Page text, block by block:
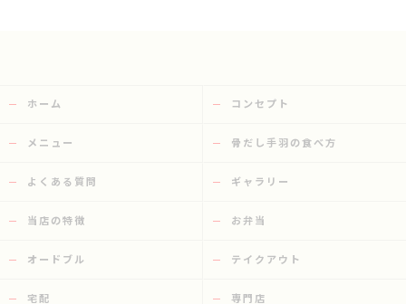
ホーム コンセプト
メニュー 骨だし手羽の食べ方
よくある質問 ギャラリー
当店の特徴 お弁当
オードブル テイクアウト
宅配 専門店